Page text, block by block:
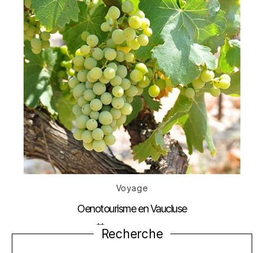
Catégories
Voyage
Oenotourisme en Vaucluse
Date
de
2 septembre 2013
Recherche